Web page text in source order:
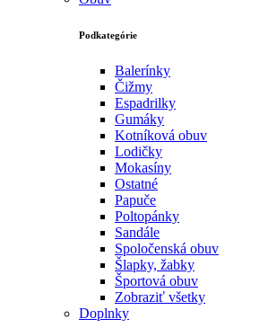
Podkategórie
Balerínky
Čižmy
Espadrilky
Gumáky
Kotníková obuv
Lodičky
Mokasíny
Ostatné
Papuče
Poltopánky
Sandále
Spoločenská obuv
Šlapky, žabky
Športová obuv
Zobraziť všetky
Doplnky